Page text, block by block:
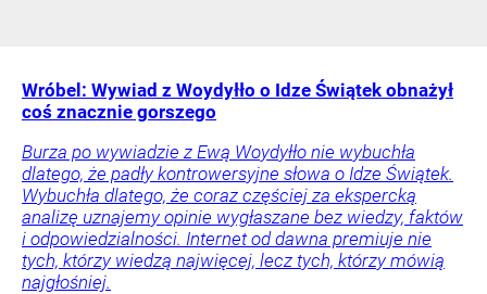
Wróbel: Wywiad z Woydyłło o Idze Świątek obnażył
coś znacznie gorszego
Burza po wywiadzie z Ewą Woydyłło nie wybuchła
dlatego, że padły kontrowersyjne słowa o Idze Świątek.
Wybuchła dlatego, że coraz częściej za ekspercką
analizę uznajemy opinie wygłaszane bez wiedzy, faktów
i odpowiedzialności. Internet od dawna premiuje nie
tych, którzy wiedzą najwięcej, lecz tych, którzy mówią
najgłośniej.